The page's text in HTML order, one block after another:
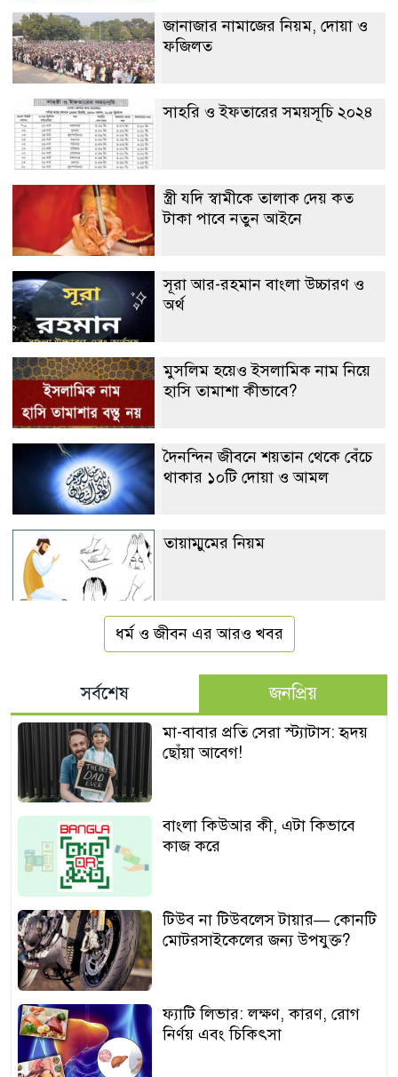
জানাজার নামাজের নিয়ম, দোয়া ও
ফজিলত
সাহরি ও ইফতারের সময়সূচি ২০২৪
স্ত্রী যদি স্বামীকে তালাক দেয় কত
টাকা পাবে নতুন আইনে
সূরা আর-রহমান বাংলা উচ্চারণ ও
অর্থ
মুসলিম হয়েও ইসলামিক নাম নিয়ে
হাসি তামাশা কীভাবে?
দৈনন্দিন জীবনে শয়তান থেকে বেঁচে
থাকার ১০টি দোয়া ও আমল
তায়াম্মুমের নিয়ম
ধর্ম ও জীবন এর আরও খবর
সর্বশেষ জনপ্রিয়
মা-বাবার প্রতি সেরা স্ট্যাটাস: হৃদয়
ছোঁয়া আবেগ!
বাংলা কিউআর কী, এটা কিভাবে
কাজ করে
টিউব না টিউবলেস টায়ার— কোনটি
মোটরসাইকেলের জন্য উপযুক্ত?
ফ্যাটি লিভার: লক্ষণ, কারণ, রোগ
নির্ণয় এবং চিকিৎসা